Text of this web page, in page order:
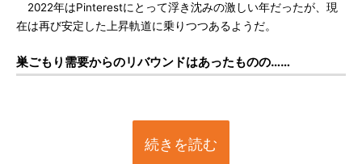
2022年はPinterestにとって浮き沈みの激しい年だったが、現
在は再び安定した上昇軌道に乗りつつあるようだ。
巣ごもり需要からのリバウンドはあったものの……
続きを読む